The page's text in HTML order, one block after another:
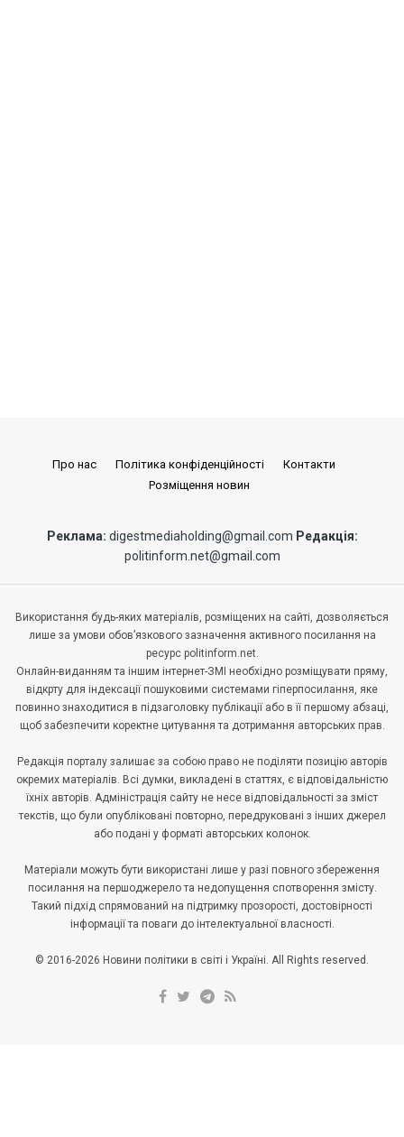
Про нас Політика конфіденційності
Контакти
Розміщення новин
Реклама: digestmediaholding@gmail.com Редакція:
politinform.net@gmail.com
Використання будь-яких матеріалів, розміщених на сайті, дозволяється
лише за умови обов’язкового зазначення активного посилання на
ресурс politinform.net.
Онлайн-виданням та іншим інтернет-ЗМІ необхідно розміщувати пряму,
відкрту для індексації пошуковими системами гіперпосилання, яке
повинно знаходитися в підзаголовку публікації або в її першому абзаці,
щоб забезпечити коректне цитування та дотримання авторських прав.
Редакція порталу залишає за собою право не поділяти позицію авторів
окремих матеріалів. Всі думки, викладені в статтях, є відповідальністю
їхніх авторів. Адміністрація сайту не несе відповідальності за зміст
текстів, що були опубліковані повторно, передруковані з інших джерел
або подані у форматі авторських колонок.
Матеріали можуть бути використані лише у разі повного збереження
посилання на першоджерело та недопущення спотворення змісту.
Такий підхід спрямований на підтримку прозорості, достовірності
інформації та поваги до інтелектуальної власності.
© 2016-2026 Новини політики в світі і Україні. All Rights reserved.